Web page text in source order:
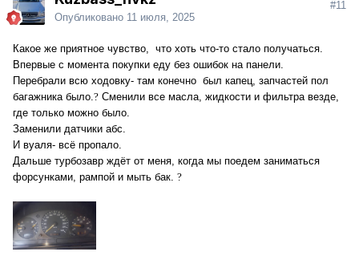
Опубликовано 11 июля, 2025
#11
Какое же приятное чувство, что хоть что-то стало получаться.
Впервые с момента покупки еду без ошибок на панели.
Перебрали всю ходовку- там конечно был капец, запчастей пол
багажника было.? Сменили все масла, жидкости и фильтра везде,
где только можно было.
Заменили датчики абс.
И вуаля- всё пропало.
Дальше турбозавр ждёт от меня, когда мы поедем заниматься
форсунками, рампой и мыть бак. ?